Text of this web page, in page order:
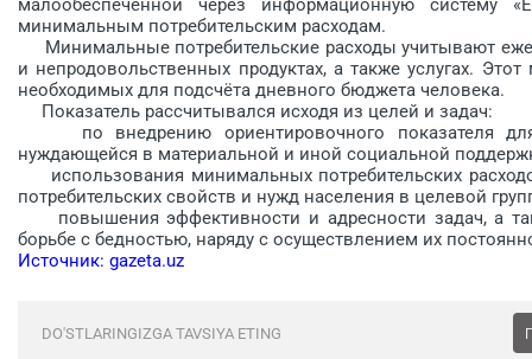
малообеспеченной через информационную систему
минимальным потребительским расходам.
Минимальные потребительские расходы учитывают
и непродовольственных продуктах, а также услугах.
необходимых для подсчёта дневного бюджета человека.
Показатель рассчитывался исходя из целей и задач:
по внедрению ориентировочного показателя для
нуждающейся в материальной и иной социальной
использования минимальных потребительских
потребительских свойств и нужд населения в целевой
повышения эффективности и адресности задач, а
борьбе с бедностью, наряду с осуществлением их
Источник: gazeta.uz
DO'STLARINGIZGA TAVSIYA ETING